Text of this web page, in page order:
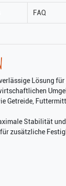
FAQ
Lösung
Getreide,
Stabilität und
zusätzliche